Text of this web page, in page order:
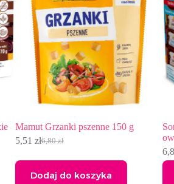
Grzanki pszenne 150 g
6,80zł
Pierwotna
wynosiła:
6,80 zł.
Aktualna
wynosi:
5,51 zł.
Dodaj do koszyka
Sonko
owsem